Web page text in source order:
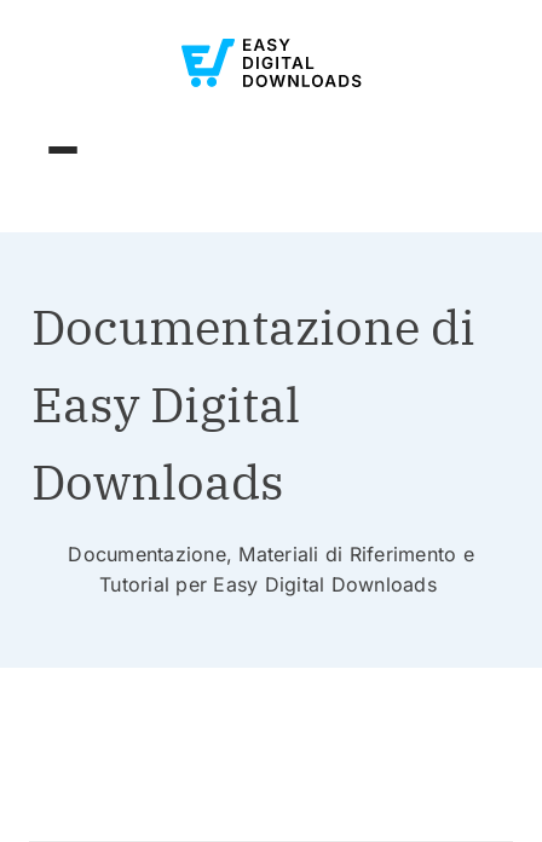
Documentazione di
Easy Digital
Downloads
Documentazione, Materiali di Riferimento e
Tutorial per Easy Digital Downloads